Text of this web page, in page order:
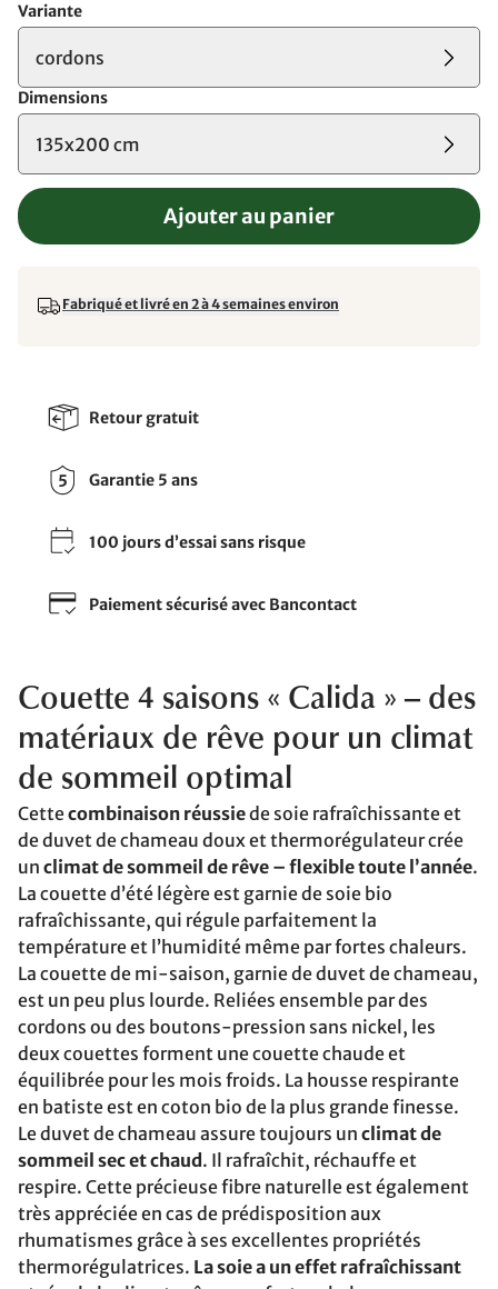
Variante
cordons
Dimensions
135x200 cm
Ajouter au panier
Fabriqué et livré en 2 à 4 semaines environ
Retour gratuit
Garantie 5 ans
100 jours d’essai sans risque
Paiement sécurisé avec Bancontact
Couette 4 saisons « Calida » – des
matériaux de rêve pour un climat
de sommeil optimal
Cettecombinaison réussiede soie rafraîchissante et
de duvet de chameau doux et thermorégulateur crée
un climat de sommeil de rêve – flexible toute l’année.
La couette d’été légère est garnie de soie bio
rafraîchissante, qui régule parfaitement la
température et l’humidité même par fortes chaleurs.
La couette de mi-saison, garnie de duvet de chameau,
est un peu plus lourde. Reliées ensemble par des
cordons ou des boutons-pression sans nickel, les
deux couettes forment une couette chaude et
équilibrée pour les mois froids. La housse respirante
en batiste est en coton bio de la plus grande finesse.
Le duvet de chameau assure toujours un climat de
sommeil sec et chaud . Il rafraîchit, réchauffe et
respire. Cette précieuse fibre naturelle est également
très appréciée en cas de prédisposition aux
rhumatismes grâce à ses excellentes propriétés
thermorégulatrices. La soie a un effet rafraîchissant